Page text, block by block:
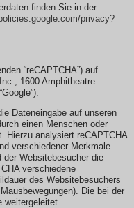
finden Sie in der
privacy?
“reCAPTCHA”) auf
1600 Amphitheatre
Dateneingabe auf unseren
einen Menschen oder
Hierzu analysiert reCAPTCHA
verschiedener Merkmale.
Websitebesucher die
verschiedene
des Websitebesuchers
Die bei der